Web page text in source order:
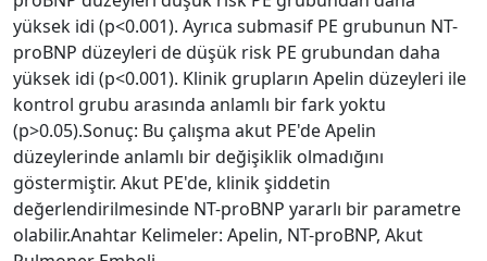
yüksek idi (p<0.001). Ayrıca submasif PE grubunun NT-
proBNP düzeyleri de düşük risk PE grubundan daha
yüksek idi (p<0.001). Klinik grupların Apelin düzeyleri ile
kontrol grubu arasında anlamlı bir fark yoktu
(p>0.05).Sonuç: Bu çalışma akut PE'de Apelin
düzeylerinde anlamlı bir değişiklik olmadığını
göstermiştir. Akut PE'de, klinik şiddetin
değerlendirilmesinde NT-proBNP yararlı bir parametre
olabilir.Anahtar Kelimeler: Apelin, NT-proBNP, Akut